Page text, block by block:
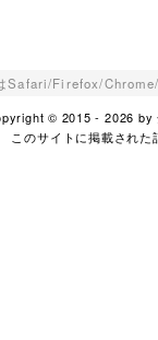
Safari/Firefox/
© 2015 - 2026 by
このサイトに掲載され